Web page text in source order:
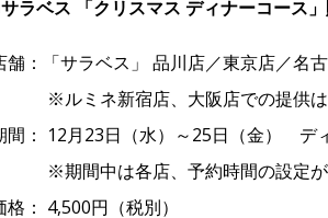
ラベス 「クリスマス ディナーコース
舗：「サラベス」 品川店／東京店／名
※ルミネ新宿店、大阪店での提供は
間： 12月23日（水）～25日（金） デ
※期間中は各店、予約時間の設定がご
格： 4,500円（税別）